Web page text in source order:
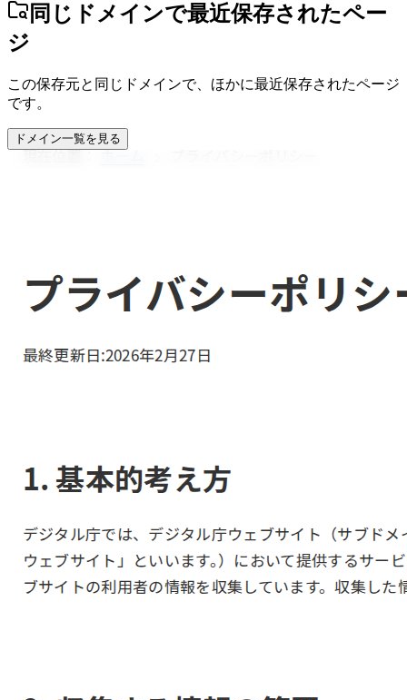
同じドメインで最近保存されたペー
ジ
この保存元と同じドメインで、ほかに最近保存されたページ
です。
ドメイン一覧を見る